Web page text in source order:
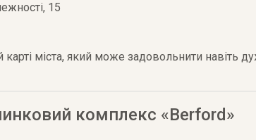
15
карті міста, який може задовольнити навіть
комплекс «Berford»